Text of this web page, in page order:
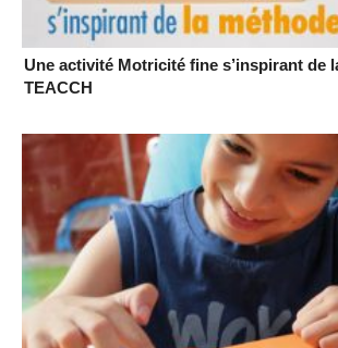
Une activité Motricité fine s’inspirant de
TEACCH